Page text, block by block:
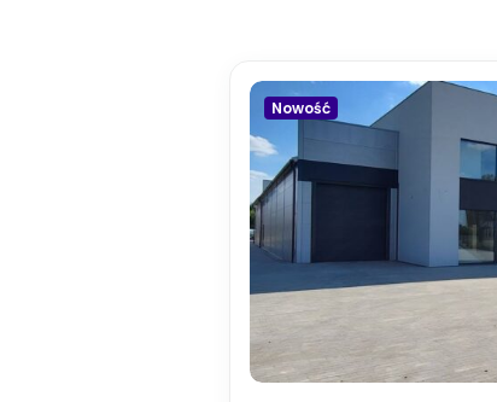
Nowość